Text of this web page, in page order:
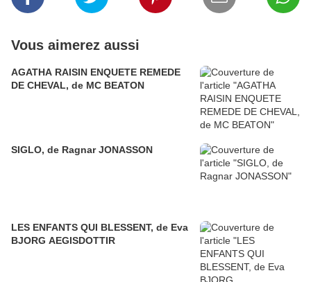
Vous aimerez aussi
AGATHA RAISIN ENQUETE REMEDE
DE CHEVAL, de MC BEATON
SIGLO, de Ragnar JONASSON
LES ENFANTS QUI BLESSENT, de Eva
BJORG AEGISDOTTIR